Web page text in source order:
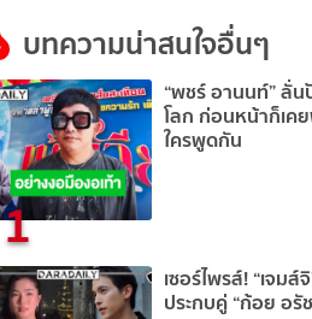
บทความน่าสนใจอื่นๆ
1
“พชร์ อานนท์” ลั่
โลก ก่อนหน้าก็เค
ใครพูดกัน
เซอร์ไพรส์! “เจม
ประกบคู่ “ก้อย อรั